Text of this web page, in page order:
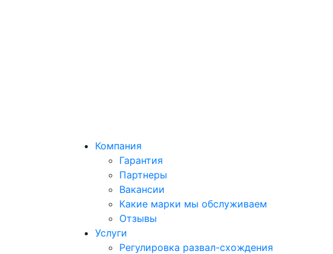
Компания
Гарантия
Партнеры
Вакансии
Какие марки мы обслуживаем
Отзывы
Услуги
Регулировка развал-схождения